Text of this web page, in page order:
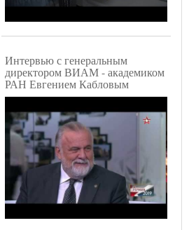
Интервью с генеральным
директором ВИАМ - академиком
РАН Евгением Кабловым